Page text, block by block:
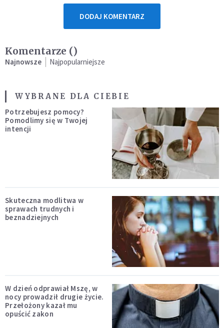
DODAJ KOMENTARZ
Komentarze ()
Najnowsze Najpopularniejsze
WYBRANE DLA CIEBIE
Potrzebujesz pomocy?
Pomodlimy się w Twojej
intencji
Skuteczna modlitwa w
sprawach trudnych i
beznadziejnych
W dzień odprawiał Mszę, w
nocy prowadził drugie życie.
Przełożony kazał mu
opuścić zakon